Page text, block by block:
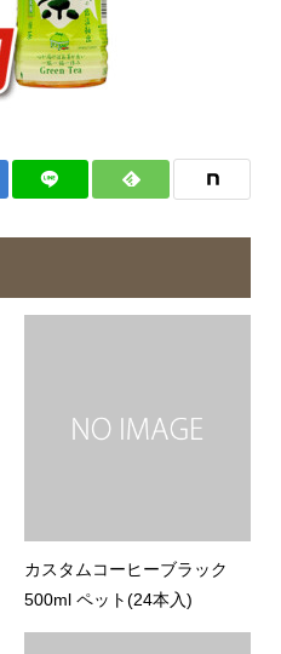
カスタムコーヒーブラック
500ml ペット(24本入)